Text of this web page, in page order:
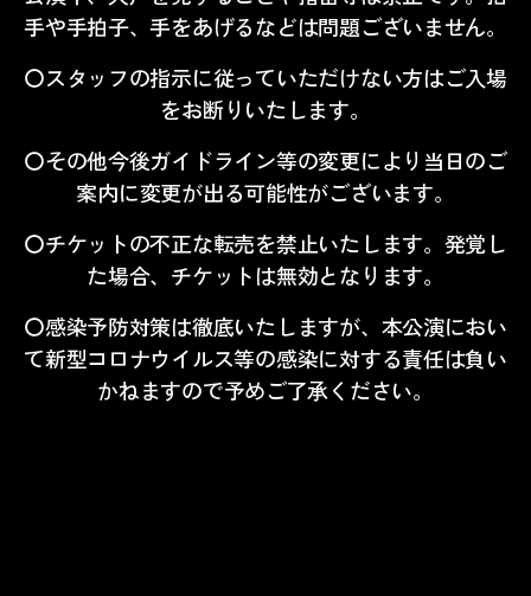
手や手拍子、手をあげるなどは問題ございません。
〇スタッフの指示に従っていただけない方はご入場
をお断りいたします。
〇その他今後ガイドライン等の変更により当日のご
案内に変更が出る可能性がございます。
〇チケットの不正な転売を禁止いたします。発覚し
た場合、チケットは無効となります。
〇感染予防対策は徹底いたしますが、本公演におい
て新型コロナウイルス等の感染に対する責任は負い
かねますので予めご了承ください。